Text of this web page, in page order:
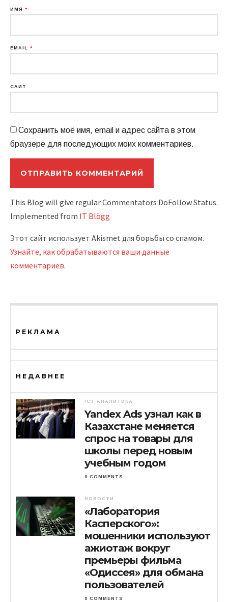
ИМЯ *
EMAIL *
САЙТ
Сохранить моё имя, email и адрес сайта в этом
браузере для последующих моих комментариев.
This Blog will give regular Commentators DoFollow Status.
Implemented from IT Blögg
Этот сайт использует Akismet для борьбы со спамом.
Узнайте, как обрабатываются ваши данные
комментариев.
РЕКЛАМА
НЕДАВНЕЕ
ICT АНАЛИТИКА
Yandex Ads узнал как в
Казахстане меняется
спрос на товары для
школы перед новым
учебным годом
0 COMMENTS
НОВОСТИ
«Лаборатория
Касперского»:
мошенники используют
ажиотаж вокруг
премьеры фильма
«Одиссея» для обмана
пользователей
0 COMMENTS